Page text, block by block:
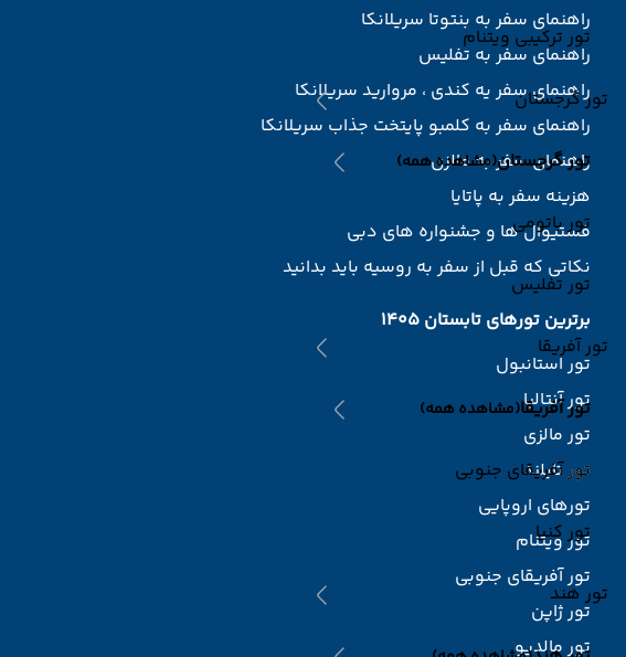
تور ترکیبی ویتنام
تور گرجستان
تور گرجستان(مشاهده همه)
تور باتومی
تور تفلیس
تور آفریقا
تور آفریقا(مشاهده همه)
تور آفریقای جنوبی
تور کنیا
تور هند
راهنمای سفر به بنتوتا سریلانکا
راهنمای سفر به تفلیس
راهنمای سفر یه کندی ، مروارید سریلانکا
راهنمای سفر به کلمبو پایتخت جذاب سریلانکا
راهنمای سفر به مالزی
هزینه سفر به پاتایا
فستیوال ها و جشنواره های دبی
نکاتی که قبل از سفر به روسیه باید بدانید
برترین تورهای تابستان 1405
تور استانبول
تور آنتالیا
تور مالزی
تور تایلند
تورهای اروپایی
تور ویتنام
تور آفریقای جنوبی
تور ژاپن
تور مالدیو